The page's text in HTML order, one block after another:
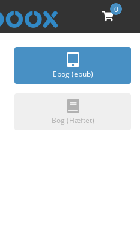
0
Ebog (epub)
Bog (Hæftet)